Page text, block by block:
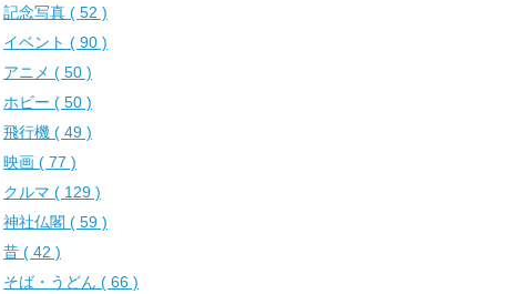
記念写真 ( 52 )
イベント ( 90 )
アニメ ( 50 )
ホビー ( 50 )
飛行機 ( 49 )
映画 ( 77 )
クルマ ( 129 )
神社仏閣 ( 59 )
昔 ( 42 )
そば・うどん ( 66 )